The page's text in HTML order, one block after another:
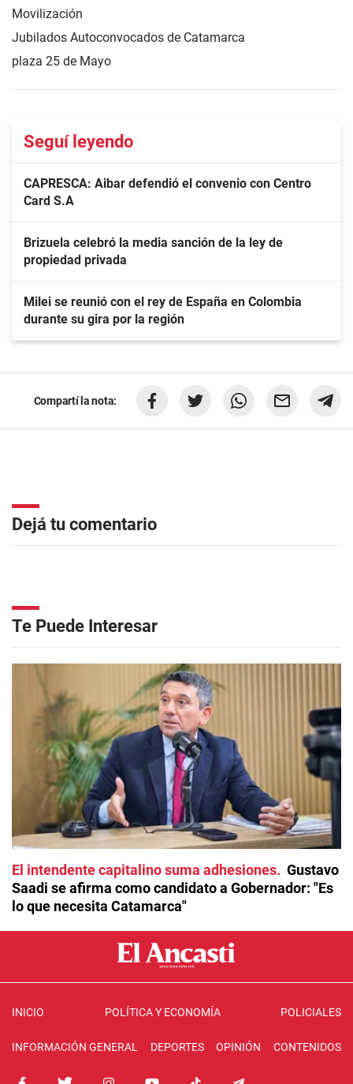
Movilización
Jubilados Autoconvocados de Catamarca
plaza 25 de Mayo
Seguí leyendo
CAPRESCA: Aibar defendió el convenio con Centro
Card S.A
Brizuela celebró la media sanción de la ley de
propiedad privada
Milei se reunió con el rey de España en Colombia
durante su gira por la región
Compartí la nota:
Dejá tu comentario
Te Puede Interesar
El intendente capitalino suma adhesiones
Gustavo
Saadi se afirma como candidato a Gobernador: "Es
lo que necesita Catamarca"
INICIO POLÍTICA Y ECONOMÍA POLICIALES
INFORMACIÓN GENERAL DEPORTES OPINIÓN CONTENIDOS